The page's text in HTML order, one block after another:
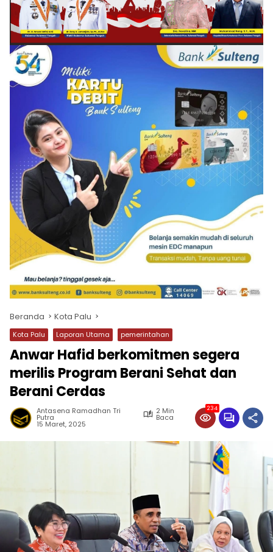
Beranda Kota Palu
Kota Palu Laporan Utama pemerintahan
Anwar Hafid berkomitmen segera
merilis Program Berani Sehat dan
Berani Cerdas
Antasena Ramadhan Tri
Putra
2 Min
Baca
15 Maret, 2025
234